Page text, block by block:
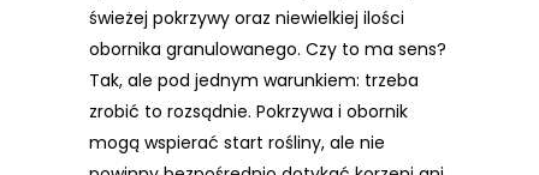
świeżej pokrzywy oraz niewielkiej ilości
obornika granulowanego. Czy to ma sens?
Tak, ale pod jednym warunkiem: trzeba
zrobić to rozsądnie. Pokrzywa i obornik
mogą wspierać start rośliny, ale nie